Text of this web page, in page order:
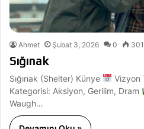
Ahmet Şubat 3, 2026 0 301
Sığınak
Sığınak (Shelter) Künye Vizyon
Kategorisi: Aksiyon, Gerilim, Dram
Waugh…